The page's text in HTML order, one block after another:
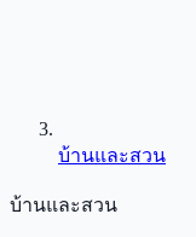
บ้านและสวน
บ้านและสวน